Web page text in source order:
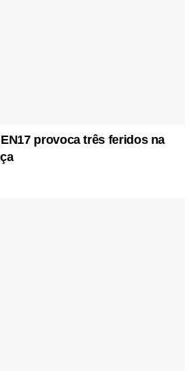
provoca três feridos na